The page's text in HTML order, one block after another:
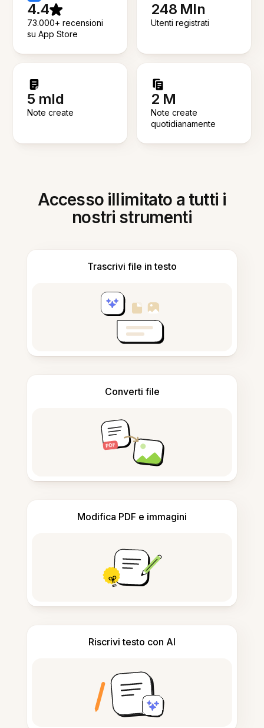
4.4
73.000+ recensioni
su App Store
248 Mln
Utenti registrati
5 mld
Note create
2 M
Note create
quotidianamente
Accesso illimitato a tutti i
nostri strumenti
Trascrivi file in testo
Converti file
Modifica PDF e immagini
Riscrivi testo con AI